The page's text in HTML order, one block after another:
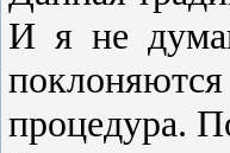
И я не
процедура.